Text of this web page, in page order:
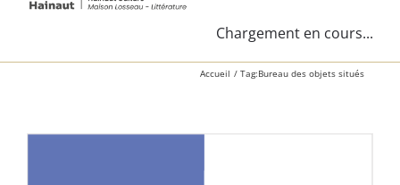
Chargement en cours...
Accueil Tag:Bureau des objets situés